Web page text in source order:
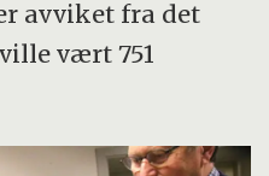
avviket fra det
vært 751